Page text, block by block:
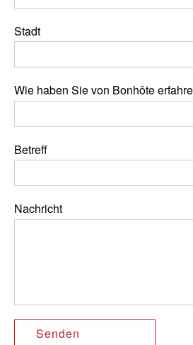
Stadt
Wie haben Sie von Bonhôte
Betreff
Nachricht